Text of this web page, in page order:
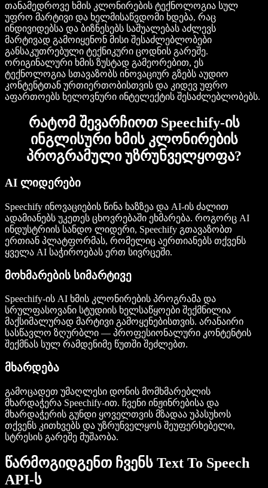
თანამედროვე ხმის კლონირების ტექნოლოგია სულ
უფრო მარტივი და ხელმისაწვდომი ხდება, რაც
ინდივიდებსა და ბიზნესებს საშუალებას აძლევს
მარტივად გამოიყენონ მისი შესაძლებლობები
განსაკუთრებული ტექნიკური ცოდნის გარეშე.
ორიგინალური ხმის ზუსტად გამეორებით, ეს
ტექნოლოგია სთავაზობს ინოვაციურ გზებს აუდიო
კონტენტთან ურთიერთობისთვის და კიდევ უფრო
აფართოებს ხელოვნური ინტელექტის შესაძლებლობებს.
რატომ შევარჩიოთ Speechify-ის
ინგლისური ხმის კლონირების
პროგრამული უზრუნველყოფა?
AI ლიდერები
Speechify ინოვაციების წინა ხაზზეა და AI-ის ძალით
ადამიანებს უკეთეს ცხოვრებაში ეხმარება. როგორც AI
ინდუსტრიის სანდო ლიდერი, Speechify გთავაზობთ
ერთიან პლატფორმას, რომელიც აერთიანებს თქვენს
ყველა AI საჭიროებას ერთ სივრცეში.
მოხმარების სიმარტივე
Speechify-ის AI ხმის კლონირების პროგრამა და
სრულფასოვანი სტუდიის ხელსაწყოები შექმნილია
მაქსიმალურად მარტივი გამოყენებისთვის. არანაირი
სასწავლო ზღურბლი — პროფესიონალური კონტენტის
შექმნას სულ რამდენიმე წუთში შეძლებთ.
მხარდება
გამოცადეთ უმაღლესი დონის მომხმარებლის
მხარდაჭერა Speechify-ით. ჩვენი ინჟინრებისა და
მხარდაჭერის გუნდი ყოველთვის მზადაა უპასუხოს
თქვენს კითხვებს და უზრუნველყოს შეუფერხებელი,
სტრესის გარეშე მუშაობა.
წარმოგიდგენთ ჩვენს Text To Speech
API-ს